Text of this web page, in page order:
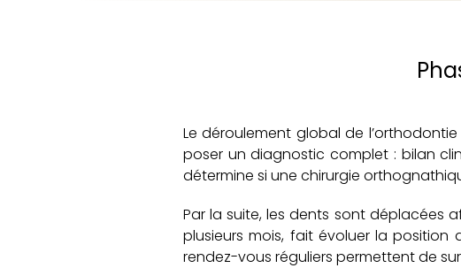
Le déroulement global de
poser un diagnostic complet : bilan
détermine si une chirurgie
Par la suite, les dents sont déplacées
plusieurs mois, fait évoluer la
rendez-vous réguliers permettent de